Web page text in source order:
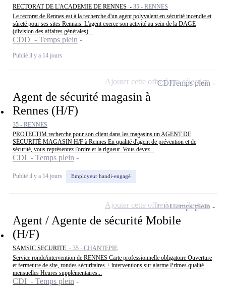
RECTORAT DE L'ACADEMIE DE RENNES - 35 - RENNES
Le rectorat de Rennes est à la recherche d'un agent polyvalent en sécurité incendie et
sûreté pour ses sites Rennais. L'agent exerce son activité au sein de la DAGE
(division des affaires générales)...
CDD - Temps plein
Publié il y a 14 jours
Agent de sécurité magasin à
Rennes (H/F)
35 - RENNES
PROTECTIM recherche pour son client dans les magasins un AGENT DE
SÉCURITÉ MAGASIN H/F à Rennes En qualité d'agent de prévention et de
sécurité, vous représentez l'ordre et la rigueur. Vous devez...
CDI - Temps plein
Publié il y a 14 jours Employeur handi-engagé
CDITemps plein
Ajouter cette offre à ma sélection
Agent / Agente de sécurité Mobile
(H/F)
SAMSIC SECURITE - 35 - CHANTEPIE
Service ronde/intervention de RENNES Carte professionnelle obligatoire Ouverture
et fermeture de site, rondes sécuritaires + interventions sur alarme Primes qualité
mensuelles Heures supplémentaires...
CDI - Temps plein
CDITemps plein
Ajouter cette offre à ma sélection